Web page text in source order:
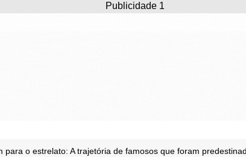
Publicidade 1
para o estrelato: A trajetória de famosos que foram